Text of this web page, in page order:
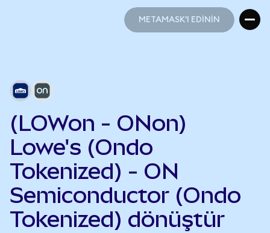
METAMASK'I EDİNİN
(LOWon - ONon)
Lowe's (Ondo
Tokenized) - ON
Semiconductor (Ondo
Tokenized) dönüştür